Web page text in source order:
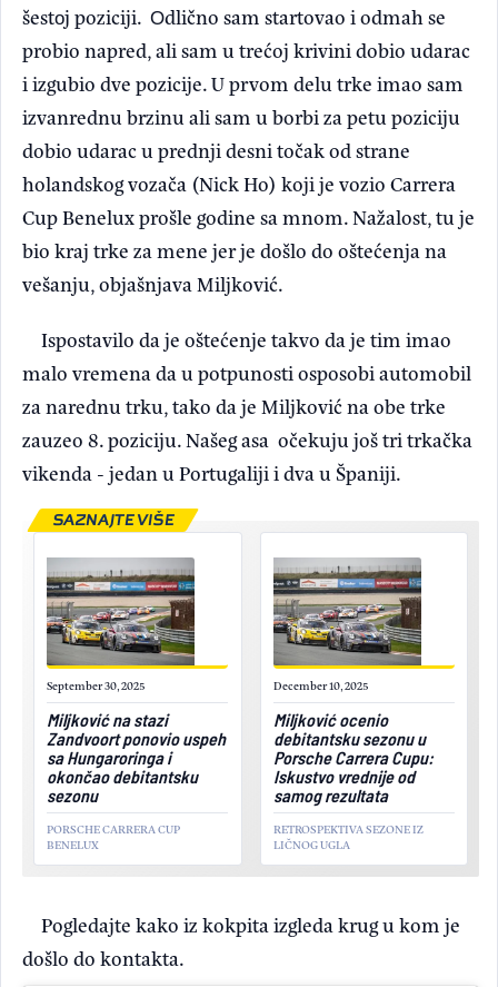
šestоj poziciji. Оdlično sam startovao i odmah se
probio napred, ali sam u trećoj krivini dobio udarac
i izgubio dve pozicije. U prvom delu trke imao sam
izvanrednu brzinu ali sam u borbi za petu poziciju
dobio udarac u prednji desni točak od strane
holandskog vozača (Nick Ho) koji je vozio Carrera
Cup Benelux prošle godine sa mnom. Nažalost, tu je
bio kraj trke za mene jer je došlo do oštećenja na
vešanju, objašnjava Miljković.
Ispostavilo da je oštećenje takvo da je tim imao
malo vremena da u potpunosti osposobi automobil
za narednu trku, tako da je Miljković na obe trke
zauzeo 8. poziciju. Našeg asa očekuju još tri trkačka
vikenda - jedan u Portugaliji i dva u Španiji.
September 30, 2025
Miljković na stazi
Zandvoort ponovio uspeh
sa Hungaroringa i
okončao debitantsku
sezonu
PORSCHE CARRERA CUP
BENELUX
December 10, 2025
Miljković ocenio
debitantsku sezonu u
Porsche Carrera Cupu:
Iskustvo vrednije od
samog rezultata
RETROSPEKTIVA SEZONE IZ
LIČNOG UGLA
SAZNAJTE VIŠE
Pogledajte kako iz kokpita izgleda krug u kom je
došlo do kontakta.